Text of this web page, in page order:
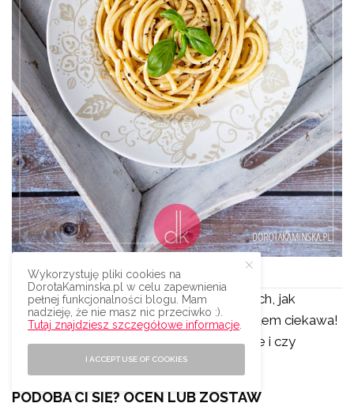
Spaghetti cacio e pepe – przepis
Dajcie mi koniecznie znać w komentarzach, jak
wyszło Wam mieszanie sosu. Bardzo jestem ciekawa!
Napiszcie, jak smakowało to proste danie i czy
będziecie częściej przyrządzać!
PODOBA CI SIĘ? OCEŃ LUB ZOSTAW
Wykorzystuję pliki cookies na
DorotaKaminska.pl w celu zapewnienia
pełnej funkcjonalności blogu. Mam
nadzieję, że nie masz nic przeciwko :).
Tutaj znajdziesz szczegółowe informacje
I ACCEPT USE OF COOKIES